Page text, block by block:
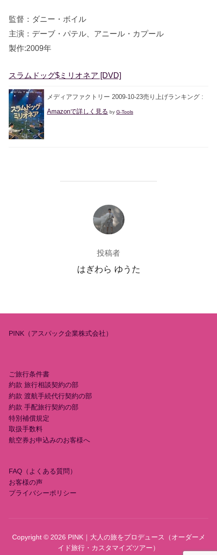
監督：ダニー・ボイル
主演：デーブ・パテル、アニール・カプール
製作:2009年
スラムドッグ$ミリオネア [DVD]
メディアファクトリー 2009-10-23売り上げランキング :
Amazonで詳しく見る by G-Tools
投稿者
投稿者
はぎわら ゆうた
PINK（アスパック企業株式会社）
ご旅行条件書
約款 旅行相談契約の部
約款 渡航手続代行契約の部
約款 手配旅行契約の部
特別補償規定
取扱手数料
航空券お申込みのお客様へ
FAQ（よくある質問）
お客様の声
プライバシーポリシー
Copyright © 2026 PINK｜大人の旅をプロデュース（オーダーメ
イド旅行・カスタマイズツアー）